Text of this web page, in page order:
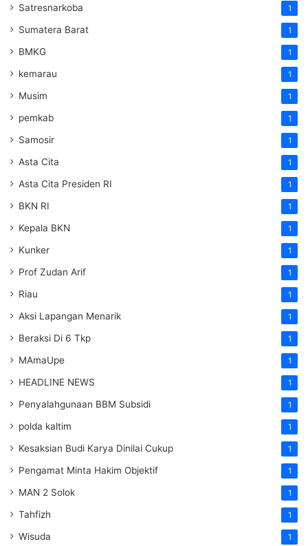
Satresnarkoba 1
Sumatera Barat 1
BMKG 1
kemarau 1
Musim 1
pemkab 1
Samosir 1
Asta Cita 1
Asta Cita Presiden RI 1
BKN RI 1
Kepala BKN 1
Kunker 1
Prof Zudan Arif 1
Riau 1
Aksi Lapangan Menarik 1
Beraksi Di 6 Tkp 1
MAmaUpe 1
HEADLINE NEWS 1
Penyalahgunaan BBM Subsidi 1
polda kaltim 1
Kesaksian Budi Karya Dinilai Cukup 1
Pengamat Minta Hakim Objektif 1
MAN 2 Solok 1
Tahfizh 1
Wisuda 1